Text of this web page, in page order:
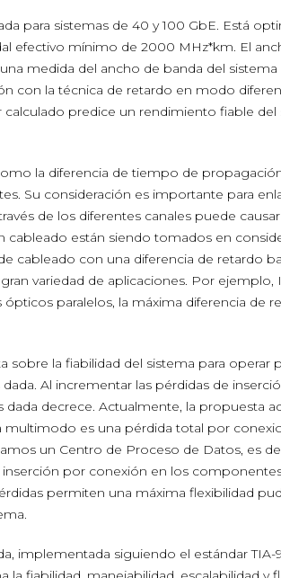
para sistemas de 40 y 100 GbE. Está
efectivo mínimo de 2000 MHz*km. El
medida del ancho de banda del sistema
con la técnica de retardo en modo
calculado predice un rendimiento fiable del
la diferencia de tiempo de
Su consideración es importante para
de los diferentes canales puede
están siendo tomados en
cableado con una diferencia de retardo
variedad de aplicaciones. Por
paralelos, la máxima diferencia de
sobre la fiabilidad del sistema para operar
Al incrementar las pérdidas de
dada decrece. Actualmente, la propuesta
es una pérdida total por
un Centro de Proceso de Datos, es
por conexión en los
permiten una máxima flexibilidad
implementada siguiendo el estándar